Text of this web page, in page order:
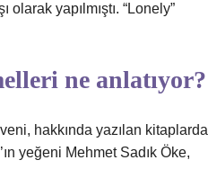
yapılmıştı. “Lonely”
ne anlatıyor?
hakkında yazılan kitaplarda
yeğeni Mehmet Sadık Öke,